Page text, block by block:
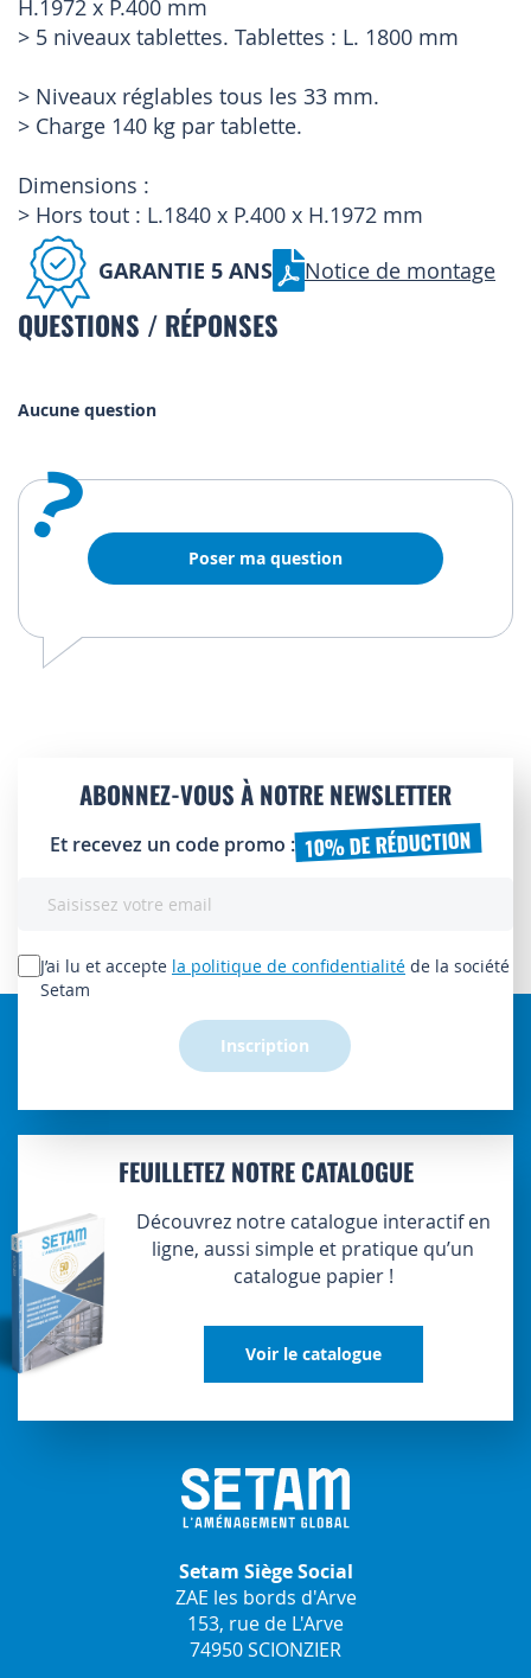
H.1972 x P.400 mm
> 5 niveaux tablettes. Tablettes : L. 1800 mm
> Niveaux réglables tous les 33 mm.
> Charge 140 kg par tablette.
Dimensions :
> Hors tout : L.1840 x P.400 x H.1972 mm
GARANTIE 5 ANS Notice de montage
QUESTIONS / RÉPONSES
Aucune question
? Poser ma question
ABONNEZ-VOUS À NOTRE NEWSLETTER
Et recevez un code promo : 10% DE RÉDUCTION
lettre
d’information
J’ai lu et accepte la politique de confidentialité de la société
Setam
Inscription
FEUILLETEZ NOTRE CATALOGUE
Découvrez notre catalogue interactif en
ligne, aussi simple et pratique qu’un
catalogue papier !
Voir le catalogue
Setam Siège Social
ZAE les bords d'Arve
153, rue de L'Arve
74950 SCIONZIER